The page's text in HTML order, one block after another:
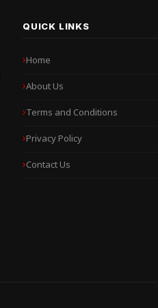
QUICK LINKS
Home
About Us
Terms and Conditions
Privacy Policy
Contact Us